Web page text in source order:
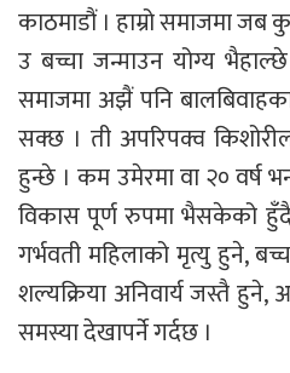
काठमाडौं । हाम्रो समाजमा जब
उ बच्चा जन्माउन योग्य
समाजमा अझैं पनि
सक्छ । ती अपरिपक्व
हुन्छे । कम उमेरमा वा २० वर्ष
विकास पूर्ण रुपमा भैसकेको
गर्भवती महिलाको मृत्यु हुने,
शल्यक्रिया अनिवार्य जस्तै हुने,
समस्या देखापर्ने गर्दछ ।